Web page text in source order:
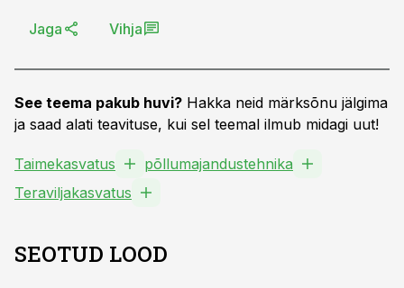
Jaga Vihja
See teema pakub huvi? Hakka neid märksõnu jälgima
ja saad alati teavituse, kui sel teemal ilmub midagi uut!
Taimekasvatus
põllumajandustehnika
Teraviljakasvatus
SEOTUD LOOD